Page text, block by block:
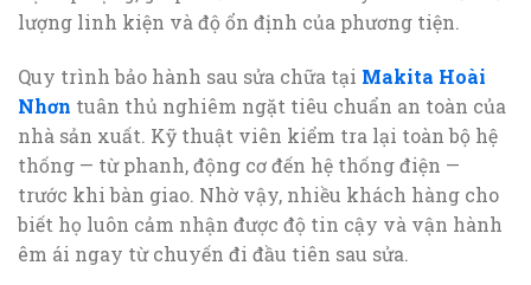
lượng linh kiện và độ ổn định của phương tiện.
Quy trình bảo hành sau sửa chữa tại Makita Hoài
Nhơn tuân thủ nghiêm ngặt tiêu chuẩn an toàn của
nhà sản xuất. Kỹ thuật viên kiểm tra lại toàn bộ hệ
thống — từ phanh, động cơ đến hệ thống điện —
trước khi bàn giao. Nhờ vậy, nhiều khách hàng cho
biết họ luôn cảm nhận được độ tin cậy và vận hành
êm ái ngay từ chuyến đi đầu tiên sau sửa.